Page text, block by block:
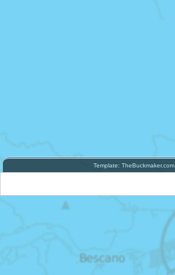
Template: TheBuckmaker.com